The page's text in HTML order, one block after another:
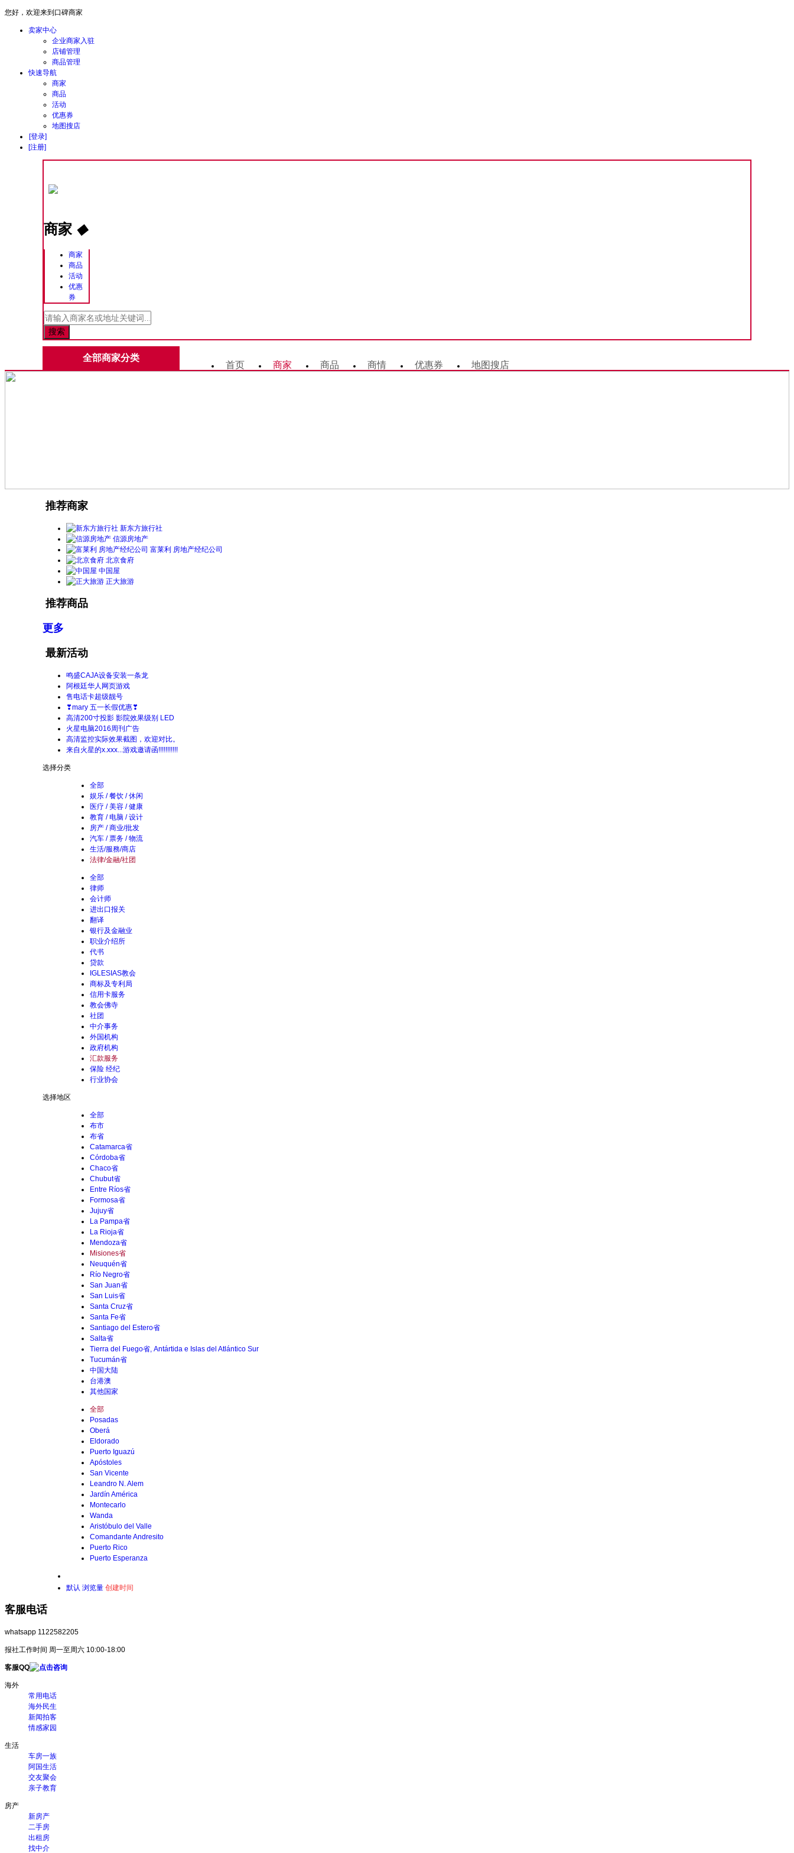
您好，欢迎来到口碑商家
卖家中心
企业商家入驻
店铺管理
商品管理
快速导航
商家
商品
活动
优惠券
地图搜店
[登录]
[注册]
商家 ◆
商家
商品
活动
优惠
券
全部商家分类
首页 商家 商品 商情 优惠券 地图搜店
推荐商家
新东方旅行社
信源房地产
富莱利 房地产经纪公司
北京食府
中国屋
正大旅游
推荐商品
更多
最新活动
鸣盛CAJA设备安装一条龙
阿根廷华人网页游戏
售电话卡超级靓号
❣mary 五一长假优惠❣
高清200寸投影 影院效果级别 LED
火星电脑2016周刊广告
高清监控实际效果截图，欢迎对比。
来自火星的x.xxx...游戏邀请函!!!!!!!!!!!
选择分类
全部
娱乐 / 餐饮 / 休闲
医疗 / 美容 / 健康
教育 / 电脑 / 设计
房产 / 商业/批发
汽车 / 票务 / 物流
生活/服務/商店
法律/金融/社团
全部
律师
会计师
进出口报关
翻译
银行及金融业
职业介绍所
代书
贷款
IGLESIAS教会
商标及专利局
信用卡服务
教会佛寺
社团
中介事务
外国机构
政府机构
汇款服务
保险 经纪
行业协会
选择地区
全部
布市
布省
Catamarca省
Córdoba省
Chaco省
Chubut省
Entre Ríos省
Formosa省
Jujuy省
La Pampa省
La Rioja省
Mendoza省
Misiones省
Neuquén省
Río Negro省
San Juan省
San Luis省
Santa Cruz省
Santa Fe省
Santiago del Estero省
Salta省
Tierra del Fuego省, Antártida e Islas del Atlántico Sur
Tucumán省
中国大陆
台港澳
其他国家
全部
Posadas
Oberá
Eldorado
Puerto Iguazú
Apóstoles
San Vicente
Leandro N. Alem
Jardín América
Montecarlo
Wanda
Aristóbulo del Valle
Comandante Andresito
Puerto Rico
Puerto Esperanza
默认 浏览量 创建时间
客服电话
whatsapp 1122582205
报社工作时间 周一至周六 10:00-18:00
客服QQ
海外
常用电话
海外民生
新闻拍客
情感家园
生活
车房一族
阿国生活
交友聚会
亲子教育
房产
新房产
二手房
出租房
找中介